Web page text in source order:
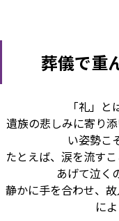
葬儀で重
「礼」と
遺族の悲しみに寄り
い姿勢こ
たとえば、涙を流す
あげて泣く
静かに手を合わせ、
に